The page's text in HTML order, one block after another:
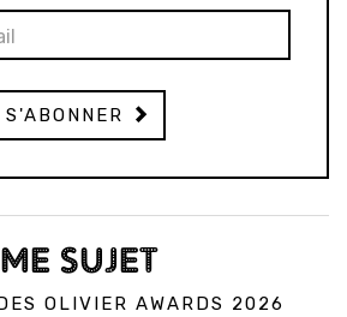
S'ABONNER
SUJET
OLIVIER AWARDS 2026